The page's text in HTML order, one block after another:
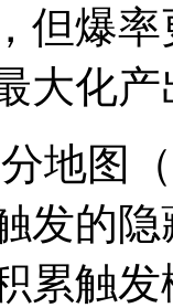
但爆
大化
地图
发的
累触发